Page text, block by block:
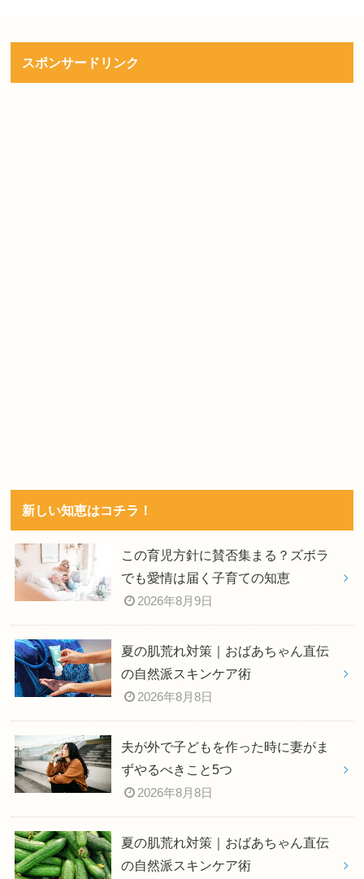
スポンサードリンク
新しい知恵はコチラ！
この育児方針に賛否集まる？ズボラ
でも愛情は届く子育ての知恵
2026年8月9日
夏の肌荒れ対策｜おばあちゃん直伝
の自然派スキンケア術
2026年8月8日
夫が外で子どもを作った時に妻がま
ずやるべきこと5つ
2026年8月8日
夏の肌荒れ対策｜おばあちゃん直伝
の自然派スキンケア術